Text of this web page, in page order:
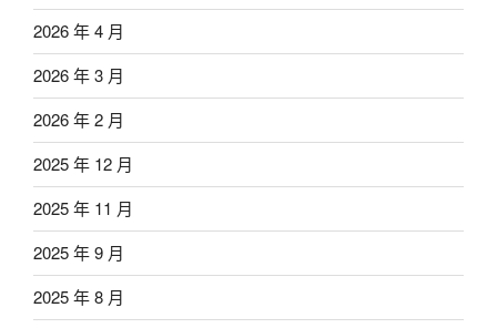
2026 年 4 月
2026 年 3 月
2026 年 2 月
2025 年 12 月
2025 年 11 月
2025 年 9 月
2025 年 8 月